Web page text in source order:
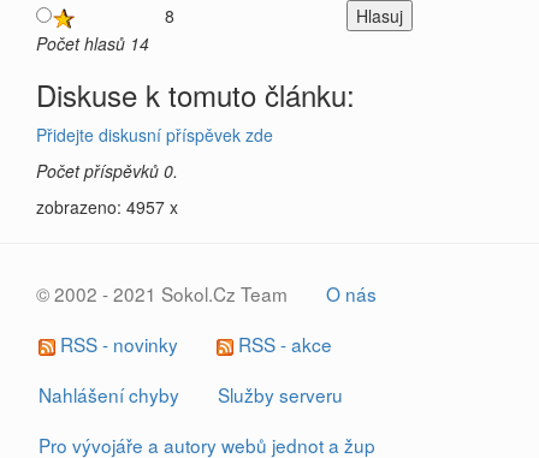
8
Počet hlasů 14
Diskuse k tomuto článku:
Přidejte diskusní příspěvek zde
Počet příspěvků 0.
zobrazeno: 4957 x
© 2002 - 2021 Sokol.Cz Team
O nás
RSS - novinky
RSS - akce
Nahlášení chyby
Služby serveru
Pro vývojáře a autory webů jednot a žup